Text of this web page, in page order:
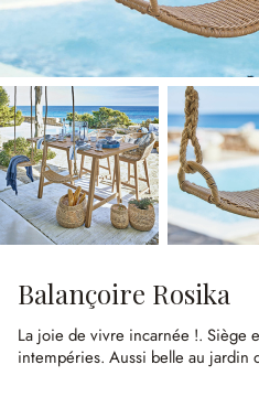
Balançoire Rosika
La joie de vivre incarnée !. Siège
intempéries. Aussi belle au jardin